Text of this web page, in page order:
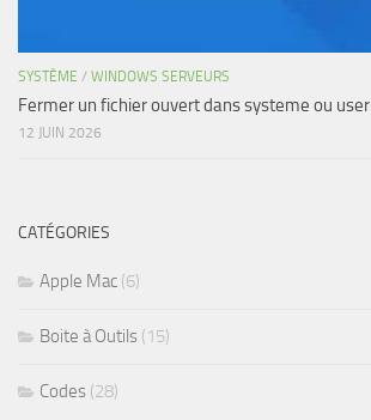
SYSTÈME / WINDOWS SERVEURS
Fermer un fichier ouvert dans systeme ou user
12 JUIN 2026
CATÉGORIES
Apple Mac (6)
Boite à Outils (15)
Codes (28)